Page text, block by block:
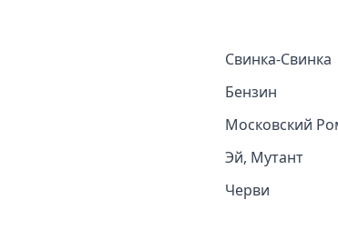
Свинка-Свинка
Бензин
Московский
Эй, Мутант
Черви